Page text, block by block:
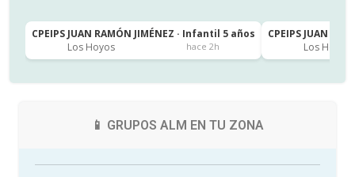
CPEIPS JUAN RAMÓN JIMÉNEZ · Infantil 5 años
Los Hoyos
hace 2h
CPEIPS JUAN
Los Hoyos
📱 GRUPOS ALM EN TU ZONA